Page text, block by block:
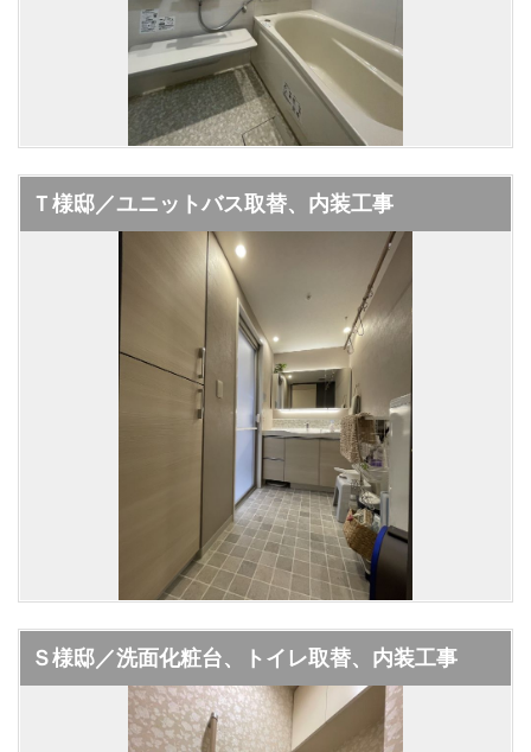
Ｔ様邸／ユニットバス取替、内装工事
Ｓ様邸／洗面化粧台、トイレ取替、内装工事